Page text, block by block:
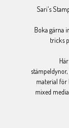
Sari's
Boka gärna
tricks
material för
mixed